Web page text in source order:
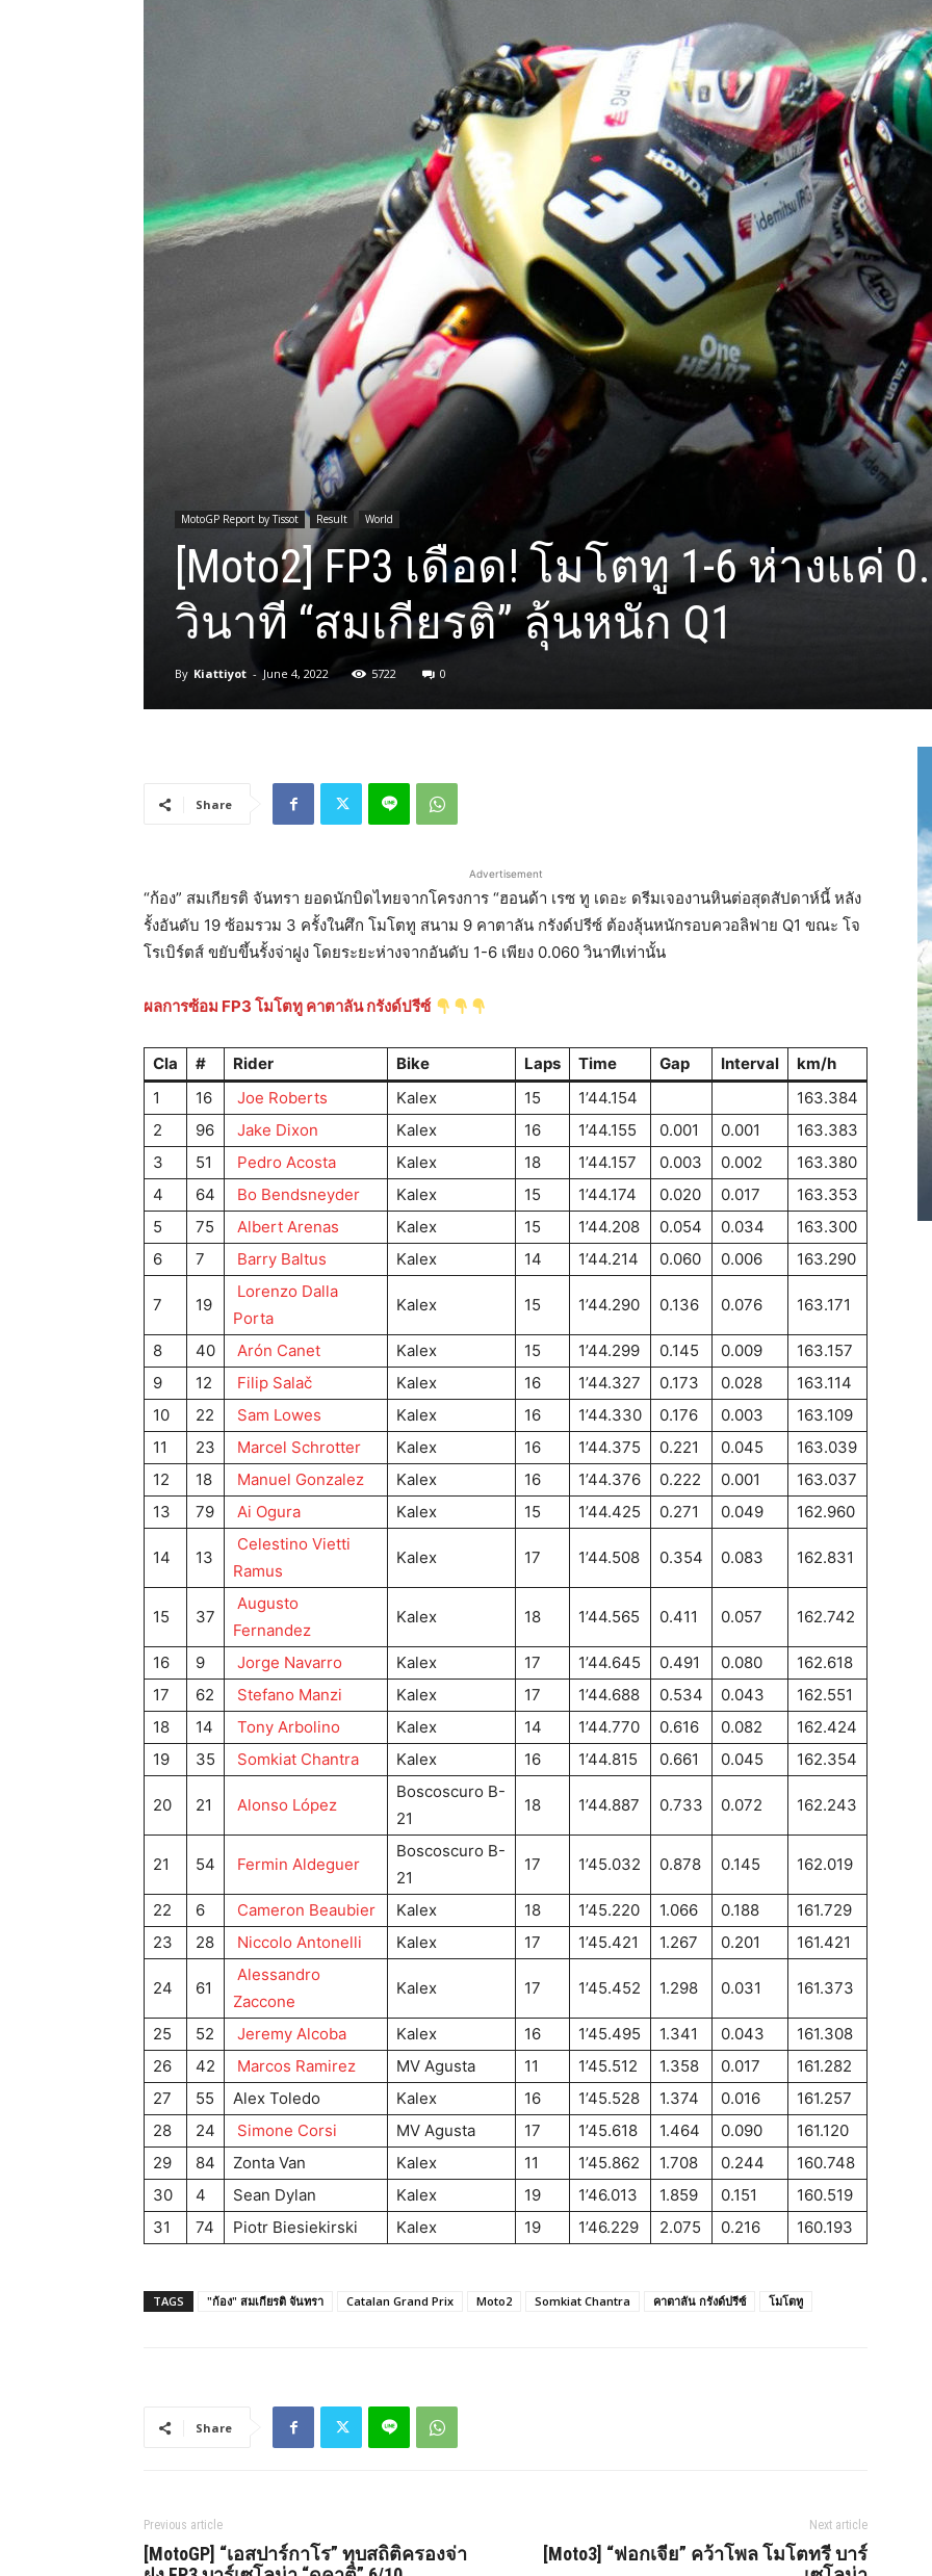
MotoGP Report by Tissot Result World
[Moto2] FP3 เดือด! โมโตทู 1-6 ห่างแค่
วินาที “สมเกียรติ” ลุ้นหนัก Q1
By Kiattiyot - June 4, 2022 5722 0
Share
Advertisement
“ก้อง” สมเกียรติ จันทรา ยอดนักบิดไทยจากโครงการ “ฮอนด้า เรซ ทู เดอะ ดรีมเจองานหินต่อสุดสัปดาห์นี้ หลัง
รั้งอันดับ 19 ซ้อมรวม 3 ครั้งในศึก โมโตทู สนาม 9 คาตาลัน กรังด์ปรีซ์ ต้องลุ้นหนักรอบควอลิฟาย Q1 ขณะ โจ
โรเบิร์ตส์ ขยับขึ้นรั้งจ่าฝูง โดยระยะห่างจากอันดับ 1-6 เพียง 0.060 วินาทีเท่านั้น
ผลการซ้อม FP3 โมโตทู คาตาลัน กรังด์ปรีซ์
Cla # Rider Bike Laps Time Gap Interval
km/h
1
16 Joe Roberts Kalex 15 1’44.154
163.384
2
96 Jake Dixon Kalex 16 1’44.155 0.001 0.001
163.383
3
51 Pedro Acosta Kalex 18 1’44.157 0.003 0.002
163.380
4
64 Bo Bendsneyder Kalex 15 1’44.174 0.020 0.017
163.353
5
75 Albert Arenas Kalex 15 1’44.208 0.054 0.034
163.300
6
7 Barry Baltus Kalex 14 1’44.214 0.060 0.006 163.290
7 19
Lorenzo Dalla
Porta
Kalex 15 1’44.290 0.136 0.076 163.171
8 40 Arón Canet Kalex 15 1’44.299 0.145 0.009
163.157
9
12 Filip Salač Kalex 16 1’44.327 0.173 0.028
163.114
10
22 Sam Lowes Kalex 16 1’44.330 0.176 0.003
163.109
11
23 Marcel Schrotter Kalex 16 1’44.375 0.221 0.045
163.039
12
18 Manuel Gonzalez Kalex 16 1’44.376 0.222 0.001
163.037
13
79 Ai Ogura Kalex 15 1’44.425 0.271 0.049 162.960
14 13
Celestino Vietti
Ramus
Kalex 17 1’44.508 0.354 0.083 162.831
15 37
Augusto
Fernandez
Kalex 18 1’44.565 0.411 0.057 162.742
16 9 Jorge Navarro Kalex 17 1’44.645 0.491 0.080
162.618
17
62 Stefano Manzi Kalex 17 1’44.688 0.534 0.043
162.551
18
14 Tony Arbolino Kalex 14 1’44.770 0.616 0.082
162.424
19
35 Somkiat Chantra Kalex 16 1’44.815 0.661 0.045 162.354
20 21 Alonso López
Boscoscuro B-
21
18 1’44.887 0.733 0.072 162.243
21 54 Fermin Aldeguer
Boscoscuro B-
21
17 1’45.032 0.878 0.145 162.019
22 6 Cameron Beaubier Kalex 18 1’45.220 1.066 0.188
161.729
23
28 Niccolo Antonelli Kalex 17 1’45.421 1.267 0.201 161.421
24 61
Alessandro
Zaccone
Kalex 17 1’45.452 1.298 0.031 161.373
25 52 Jeremy Alcoba Kalex 16 1’45.495 1.341 0.043
161.308
26
42 Marcos Ramirez MV Agusta 11 1’45.512 1.358 0.017
161.282
27
55 Alex Toledo Kalex 16 1’45.528 1.374 0.016
161.257
28
24 Simone Corsi MV Agusta 17 1’45.618 1.464 0.090
161.120
29
84 Zonta Van Kalex 11 1’45.862 1.708 0.244
160.748
30
4 Sean Dylan Kalex 19 1’46.013 1.859 0.151
160.519
31
74 Piotr Biesiekirski Kalex 19 1’46.229 2.075 0.216 160.193
TAGS "ก้อง" สมเกียรติ จันทรา Catalan Grand Prix Moto2 Somkiat Chantra คาตาลัน กรังด์ปรีซ์ โมโตทู
Share
Previous article
[MotoGP] “เอสปาร์กาโร” ทุบสถิติครองจ่า
Next article
[Moto3] “ฟอกเจีย” คว้าโพล โมโตทรี บาร์